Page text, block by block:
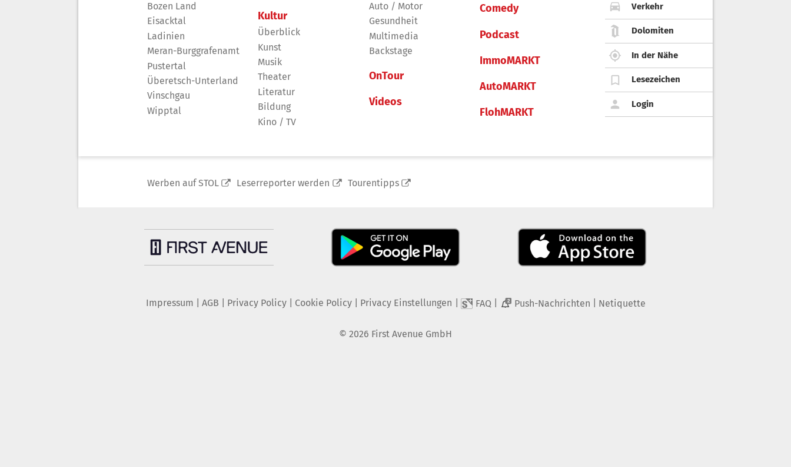
Bozen Land
Eisacktal
Ladinien
Meran-Burggrafenamt
Pustertal
Überetsch-Unterland
Vinschgau
Wipptal
Kultur
Überblick
Kunst
Musik
Theater
Literatur
Bildung
Kino / TV
Auto / Motor
Gesundheit
Multimedia
Backstage
OnTour
Videos
Comedy
Podcast
ImmoMARKT
AutoMARKT
FlohMARKT
Verkehr
Dolomiten
In der Nähe
Lesezeichen
Login
Werben auf STOL Leserreporter werden Tourentipps
Impressum AGB Privacy Policy| Cookie Policy| Privacy Einstellungen FAQ 2 Push-Nachrichten Netiquette
© 2026 First Avenue GmbH